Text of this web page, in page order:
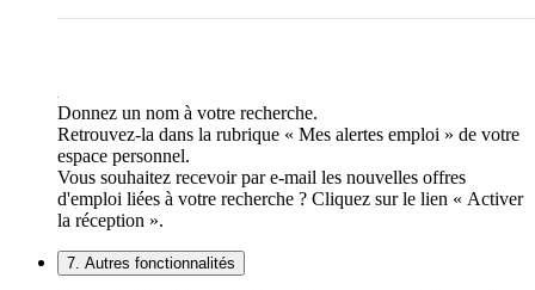
Donnez un nom à votre recherche.
Retrouvez-la dans la rubrique « Mes alertes emploi » de votre
espace personnel.
Vous souhaitez recevoir par e-mail les nouvelles offres
d'emploi liées à votre recherche ? Cliquez sur le lien « Activer
la réception ».
7. Autres fonctionnalités